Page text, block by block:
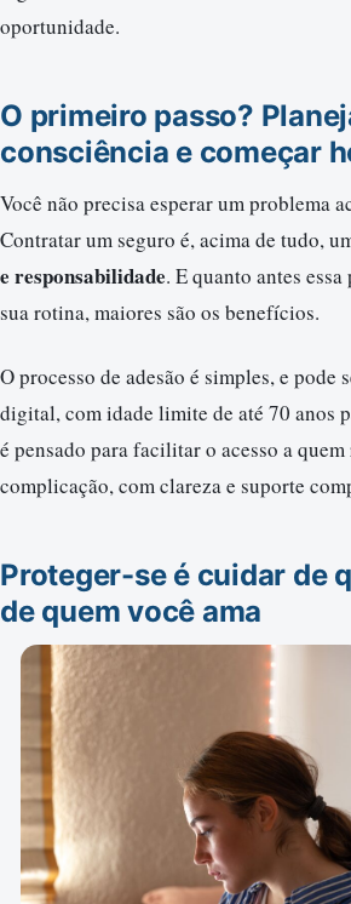
oportunidade.
O primeiro passo?
consciência e começar
Você não precisa esperar um problema
Contratar um seguro é, acima de tudo,
e responsabilidade. E quanto antes
sua rotina, maiores são os benefícios.
O processo de adesão é simples, e pode
digital, com idade limite de até 70 anos
é pensado para facilitar o acesso a
complicação, com clareza e suporte
Proteger-se é cuidar de
de quem você ama